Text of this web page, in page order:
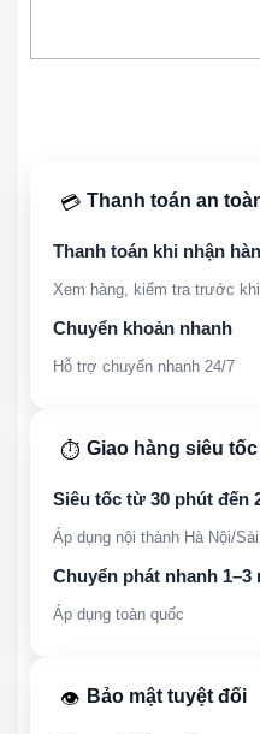
💳 Thanh toán an
Thanh toán khi nhận
Xem hàng, kiểm tra trước
Chuyển khoản nhanh
Hỗ trợ chuyển nhanh 24/7
⏱️ Giao hàng siêu tốc
Siêu tốc từ 30 phút đến
Áp dụng nội thành Hà Nội/
Chuyển phát nhanh 1–3
Áp dụng toàn quốc
👁️ Bảo mật tuyệt đối